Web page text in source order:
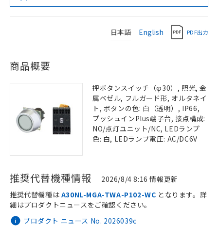
日本語 English PDF出力
商品概要
押ボタンスイッチ（φ30）, 照光, 金
属ベゼル, フルガード形, オルタネイ
ト, ボタンの色: 白（透明）, IP66,
プッシュインPlus端子台, 接点構成:
NO/点灯ユニット/NC, LEDランプ
色: 白, LEDランプ電圧: AC/DC6V
推奨代替機種情報 2026/8/4 8:16 情報更新
プロダクト ニュース No. 2026039c
推奨代替機種は A30NL-MGA-TWA-P102-WC となります。詳
細はプロダクトニュースをご確認ください。